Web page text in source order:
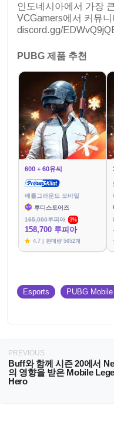
인도네시아에서 가장
VCGamers에서 커뮤
discord.gg/
PUBG 제품 추천
600 + 60유씨
배틀그라운드 모바일
루디스토어즈
165,000루피아
3%
158,700 루피아
4.7 | 판매량 5652개
Esports PUBG Mobile
PREVIOUS
Buff와 함께 시즌 20에서
의 영향을 받은 Mobile
Hero